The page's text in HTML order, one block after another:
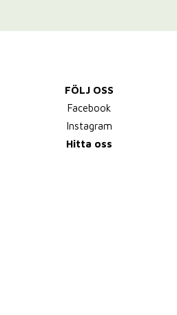
FÖLJ OSS
Facebook
Instagram
Hitta oss